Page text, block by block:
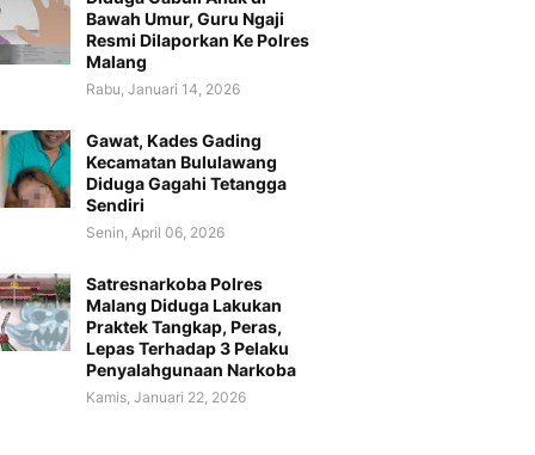
Bawah Umur, Guru Ngaji
Resmi Dilaporkan Ke Polres
Malang
Rabu, Januari 14, 2026
Gawat, Kades Gading
Kecamatan Bululawang
Diduga Gagahi Tetangga
Sendiri
Senin, April 06, 2026
Satresnarkoba Polres
Malang Diduga Lakukan
Praktek Tangkap, Peras,
Lepas Terhadap 3 Pelaku
Penyalahgunaan Narkoba
Kamis, Januari 22, 2026